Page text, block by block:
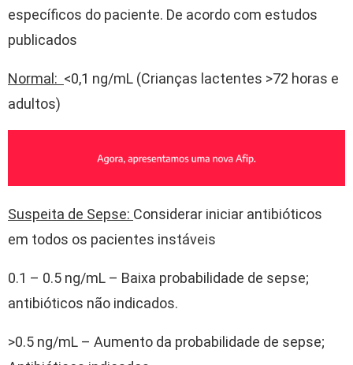
específicos do paciente. De acordo com estudos
publicados
Normal: <0,1 ng/mL (Crianças lactentes >72 horas e
adultos)
Suspeita de Sepse: Considerar iniciar antibióticos
em todos os pacientes instáveis
0.1 – 0.5 ng/mL – Baixa probabilidade de sepse;
antibióticos não indicados.
>0.5 ng/mL – Aumento da probabilidade de sepse;